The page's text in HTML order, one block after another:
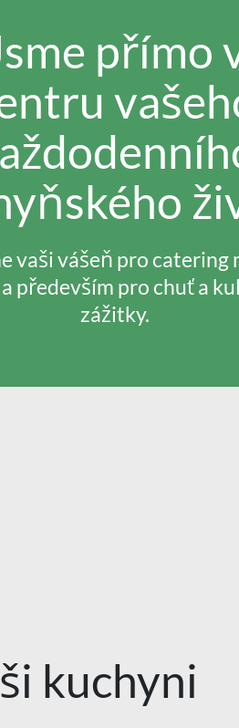
přímo
vaši vášeň pro catering
především pro chuť a
zážitky.
kuchyni